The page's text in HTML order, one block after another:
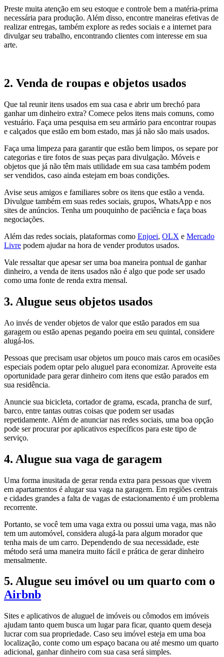
Preste muita atenção em seu estoque e controle bem a matéria-prima
necessária para produção. Além disso, encontre maneiras efetivas de
realizar entregas, também explore as redes sociais e a internet para
divulgar seu trabalho, encontrando clientes com interesse em sua
arte.
2. Venda de roupas e objetos usados
Que tal reunir itens usados em sua casa e abrir um brechó para
ganhar um dinheiro extra? Comece pelos itens mais comuns, como
vestuário. Faça uma pesquisa em seu armário para encontrar roupas
e calçados que estão em bom estado, mas já não são mais usados.
Faça uma limpeza para garantir que estão bem limpos, os separe por
categorias e tire fotos de suas peças para divulgação. Móveis e
objetos que já não têm mais utilidade em sua casa também podem
ser vendidos, caso ainda estejam em boas condições.
Avise seus amigos e familiares sobre os itens que estão a venda.
Divulgue também em suas redes sociais, grupos, WhatsApp e nos
sites de anúncios. Tenha um pouquinho de paciência e faça boas
negociações.
Além das redes sociais, plataformas como Enjoei, OLX e Mercado
Livre podem ajudar na hora de vender produtos usados.
Vale ressaltar que apesar ser uma boa maneira pontual de ganhar
dinheiro, a venda de itens usados não é algo que pode ser usado
como uma fonte de renda extra mensal.
3. Alugue seus objetos usados
Ao invés de vender objetos de valor que estão parados em sua
garagem ou estão apenas pegando poeira em seu quintal, considere
alugá-los.
Pessoas que precisam usar objetos um pouco mais caros em ocasiões
especiais podem optar pelo aluguel para economizar. Aproveite esta
oportunidade para gerar dinheiro com itens que estão parados em
sua residência.
Anuncie sua bicicleta, cortador de grama, escada, prancha de surf,
barco, entre tantas outras coisas que podem ser usadas
repetidamente. Além de anunciar nas redes sociais, uma boa opção
pode ser procurar por aplicativos específicos para este tipo de
serviço.
4. Alugue sua vaga de garagem
Uma forma inusitada de gerar renda extra para pessoas que vivem
em apartamentos é alugar sua vaga na garagem. Em regiões centrais
e cidades grandes a falta de vagas de estacionamento é um problema
recorrente.
Portanto, se você tem uma vaga extra ou possui uma vaga, mas não
tem um automóvel, considera alugá-la para algum morador que
tenha mais de um carro. Dependendo de sua necessidade, este
método será uma maneira muito fácil e prática de gerar dinheiro
mensalmente.
5. Alugue seu imóvel ou um quarto com o
Airbnb
Sites e aplicativos de aluguel de imóveis ou cômodos em imóveis
ajudam tanto quem busca um lugar para ficar, quanto quem deseja
lucrar com sua propriedade. Caso seu imóvel esteja em uma boa
localização, conte como um espaço bacana ou até mesmo um quarto
adicional, ganhar dinheiro com sua casa será simples.